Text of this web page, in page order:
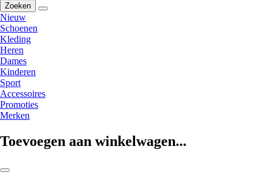
Zoeken
Nieuw
Schoenen
Kleding
Heren
Dames
Kinderen
Sport
Accessoires
Promoties
Merken
Toevoegen aan winkelwagen...